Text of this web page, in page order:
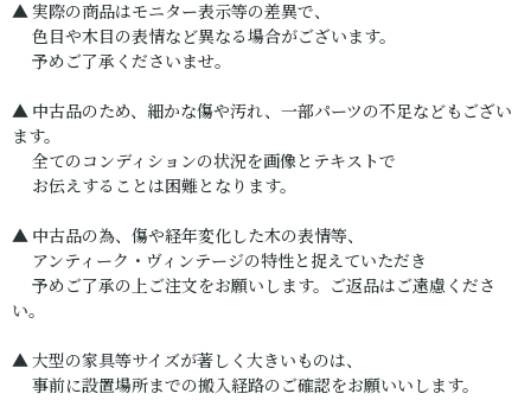
▲ 実際の商品はモニター表示等の差異で、
色目や木目の表情など異なる場合がございます。
予めご了承くださいませ。
▲ 中古品のため、細かな傷や汚れ、一部パーツの不足などもござい
ます。
全てのコンディションの状況を画像とテキストで
お伝えすることは困難となります。
▲ 中古品の為、傷や経年変化した木の表情等、
アンティーク・ヴィンテージの特性と捉えていただき
予めご了承の上ご注文をお願いします。ご返品はご遠慮くださ
い。
▲ 大型の家具等サイズが著しく大きいものは、
事前に設置場所までの搬入経路のご確認をお願いいします。